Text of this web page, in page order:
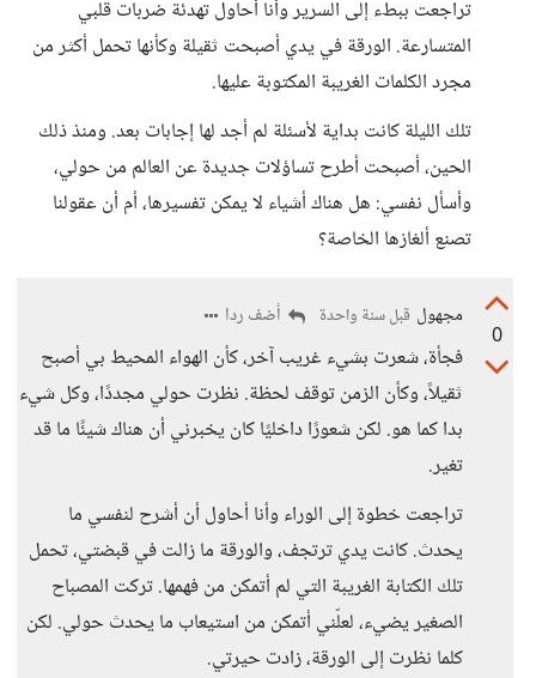
تراجعت ببطء إلى السرير وأنا أحاول تهدئة ضربات قلبي
المتسارعة. الورقة في يدي أصبحت ثقيلة وكأنها تحمل أكثر من
مجرد الكلمات الغريبة المكتوبة عليها.
تلك الليلة كانت بداية لأسئلة لم أجد لها إجابات بعد. ومنذ ذلك
الحين، أصبحت أطرح تساؤلات جديدة عن العالم من حولي،
وأسأل نفسي: هل هناك أشياء لا يمكن تفسيرها، أم أن عقولنا
تصنع ألغازها الخاصة؟
0
مجهول قبل سنة واحدة أضف ردا
فجأة، شعرت بشيء غريب آخر، كأن الهواء المحيط بي أصبح
ثقيلاً، وكأن الزمن توقف لحظة. نظرت حولي مجددًا، وكل شيء
بدا كما هو. لكن شعورًا داخليًا كان يخبرني أن هناك شيئًا ما قد
تغير.
تراجعت خطوة إلى الوراء وأنا أحاول أن أشرح لنفسي ما
يحدث. كانت يدي ترتجف، والورقة ما زالت في قبضتي، تحمل
تلك الكتابة الغريبة التي لم أتمكن من فهمها. تركت المصباح
الصغير يضيء، لعلّني أتمكن من استيعاب ما يحدث حولي. لكن
كلما نظرت إلى الورقة، زادت حيرتي.